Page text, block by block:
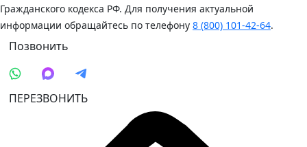
Гражданского кодекса РФ. Для получения актуальной
информации обращайтесь по телефону 8 (800) 101-42-64.
Позвонить
ПЕРЕЗВОНИТЬ